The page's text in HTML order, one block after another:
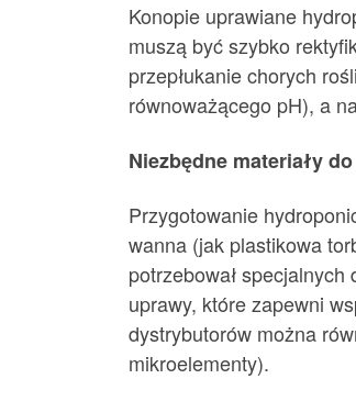
Konopie uprawiane
muszą być szybko
przepłukanie chorych
równoważącego pH), a
Niezbędne materiały
Przygotowanie
wanna (jak plastikowa
potrzebował
uprawy, które zapewni
dystrybutorów można
mikroelementy).